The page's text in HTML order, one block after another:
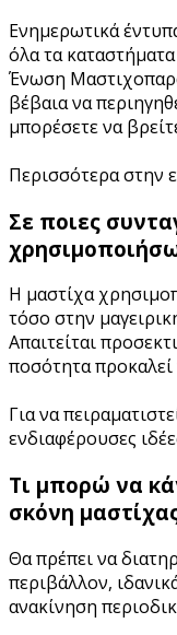
Ενημερωτικά
όλα τα
Ένωση
βέβαια να
μπορέσετε να
Περισσότερα στην
Σε ποιες
Η μαστίχα
τόσο στην
Απαιτείται
ποσότητα προκαλεί
Για να
ενδιαφέρουσες
Τι μπορώ να
σκόνη
Θα πρέπει να
περιβάλλον,
ανακίνηση